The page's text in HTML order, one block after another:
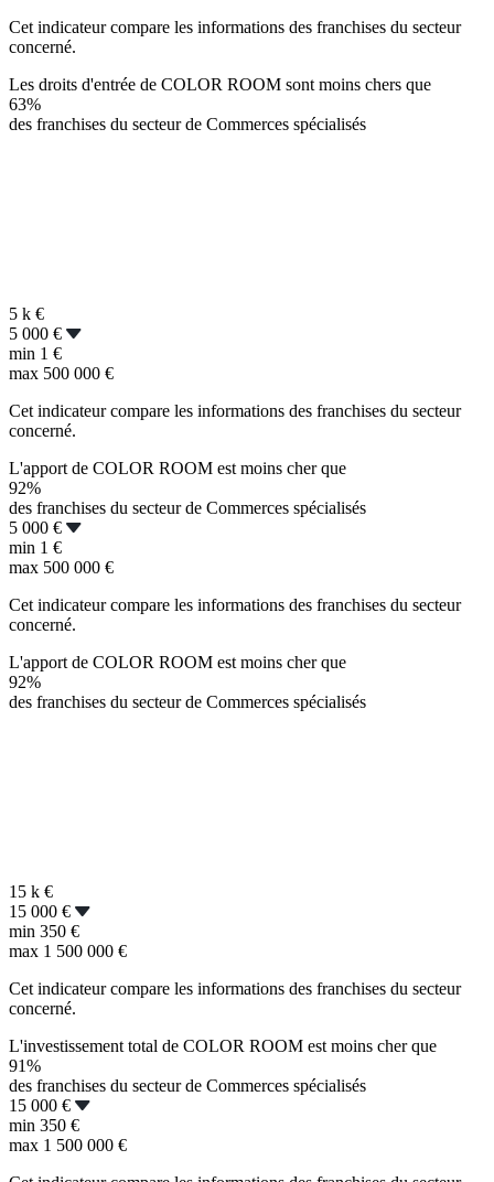
Cet indicateur compare les informations des franchises du secteur
concerné.
Les droits d'entrée de COLOR ROOM sont moins chers que
63%
des franchises du secteur de Commerces spécialisés
5 k €
5 000 €
min 1 €
max 500 000 €
Cet indicateur compare les informations des franchises du secteur
concerné.
L'apport de COLOR ROOM est moins cher que
92%
des franchises du secteur de Commerces spécialisés
5 000 €
min 1 €
max 500 000 €
Cet indicateur compare les informations des franchises du secteur
concerné.
L'apport de COLOR ROOM est moins cher que
92%
des franchises du secteur de Commerces spécialisés
15 k €
15 000 €
min 350 €
max 1 500 000 €
Cet indicateur compare les informations des franchises du secteur
concerné.
L'investissement total de COLOR ROOM est moins cher que
91%
des franchises du secteur de Commerces spécialisés
15 000 €
min 350 €
max 1 500 000 €